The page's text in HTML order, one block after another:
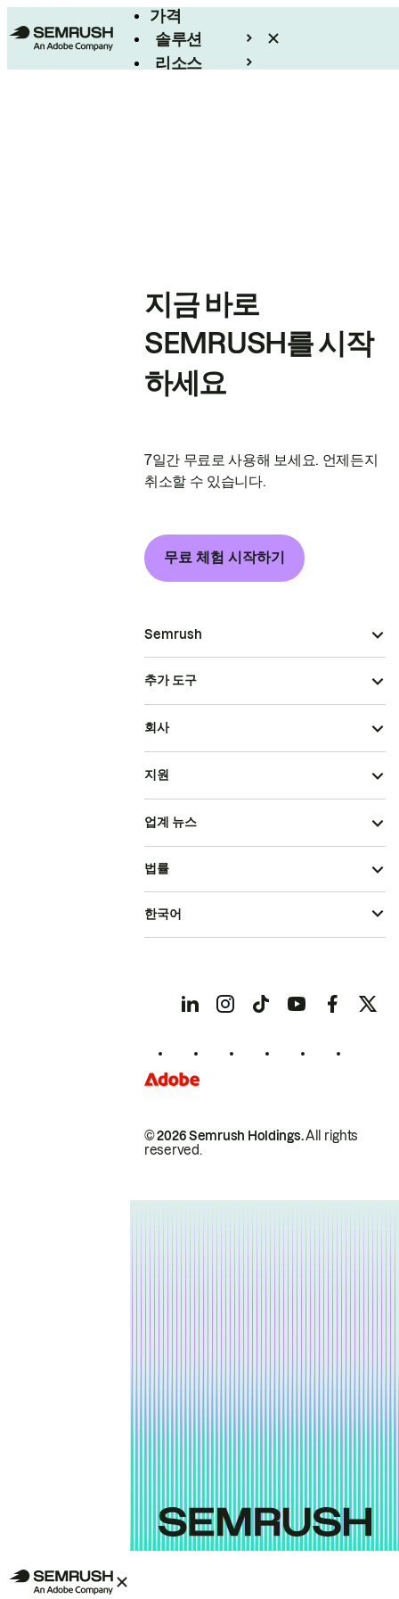
가격
솔루션
리소스
지금 바로
SEMRUSH를 시작
하세요
7일간 무료로 사용해 보세요. 언제든지
취소할 수 있습니다.
무료 체험 시작하기
Semrush
추가 도구
회사
지원
업계 뉴스
© 2026 Semrush Holdings.All rights
reserved.
법률
한국어